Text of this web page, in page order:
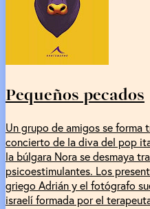
Pequeños pecados
Un grupo de amigos se forma
concierto de la diva del pop
la búlgara Nora se desmaya
psicoestimulantes. Los
griego Adrián y el fotógrafo
israelí formada por el